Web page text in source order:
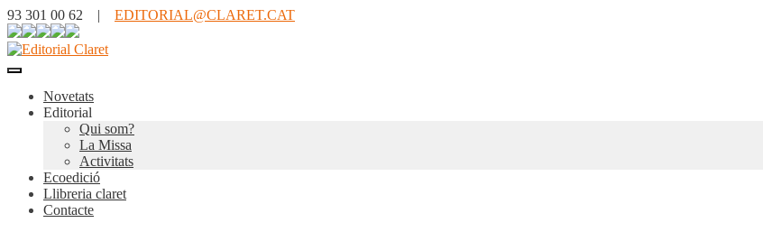
93 301 00 62 | EDITORIAL@CLARET.CAT
Novetats
Editorial
Qui som?
La Missa
Activitats
Ecoedició
Llibreria claret
Contacte